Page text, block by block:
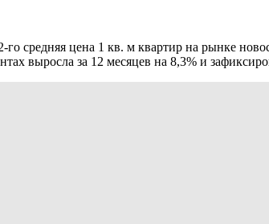
го средняя цена 1 кв. м квартир на рынке
выросла за 12 месяцев на 8,3% и